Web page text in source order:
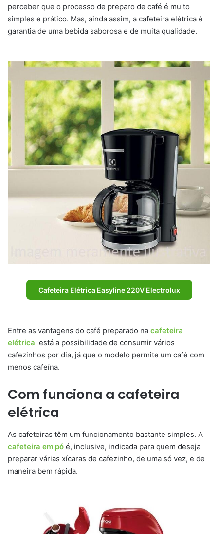
perceber que o processo de preparo de café é muito
simples e prático. Mas, ainda assim, a cafeteira elétrica é
garantia de uma bebida saborosa e de muita qualidade.
Cafeteira Elétrica Easyline 220V Electrolux
Entre as vantagens do café preparado na cafeteira
elétrica, está a possibilidade de consumir vários
cafezinhos por dia, já que o modelo permite um café com
menos cafeína.
Com funciona a cafeteira
elétrica
As cafeteiras têm um funcionamento bastante simples. A
cafeteira em pó é, inclusive, indicada para quem deseja
preparar várias xícaras de cafezinho, de uma só vez, e de
maneira bem rápida.